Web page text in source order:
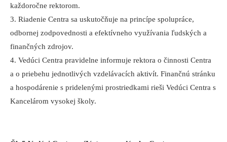
každoročne rektorom.
3. Riadenie Centra sa uskutočňuje na princípe spolupráce,
odbornej zodpovednosti a efektívneho využívania ľudských a
finančných zdrojov.
4. Vedúci Centra pravidelne informuje rektora o činnosti Centra
a o priebehu jednotlivých vzdelávacích aktivít. Finančnú stránku
a hospodárenie s pridelenými prostriedkami rieši Vedúci Centra s
Kancelárom vysokej školy.